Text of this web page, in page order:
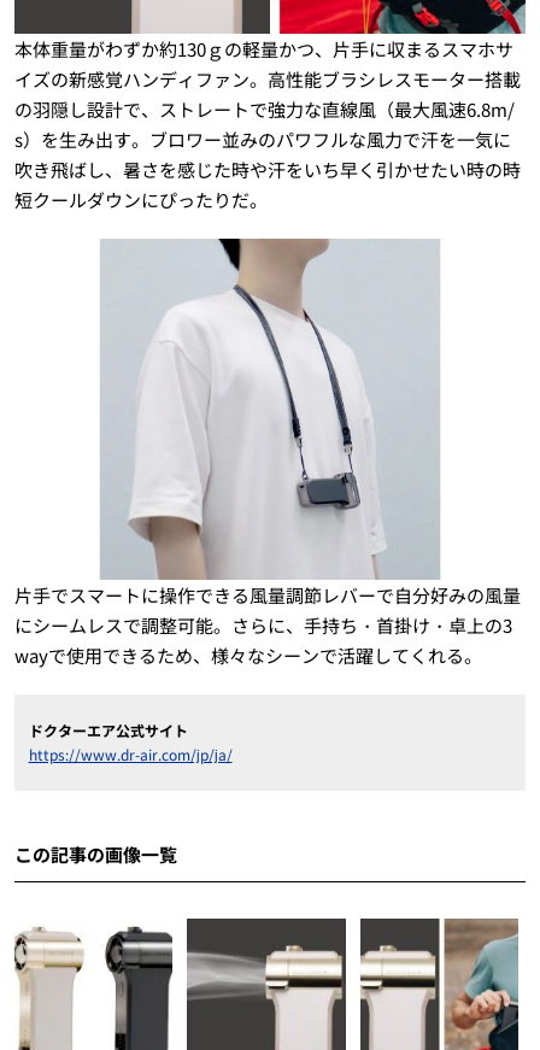
本体重量がわずか約130ｇの軽量かつ、片手に収まるスマホサ
イズの新感覚ハンディファン。高性能ブラシレスモーター搭載
の羽隠し設計で、ストレートで強力な直線風（最大風速6.8m/
s）を生み出す。ブロワー並みのパワフルな風力で汗を一気に
吹き飛ばし、暑さを感じた時や汗をいち早く引かせたい時の時
短クールダウンにぴったりだ。
片手でスマートに操作できる風量調節レバーで自分好みの風量
にシームレスで調整可能。さらに、手持ち・首掛け・卓上の3
wayで使用できるため、様々なシーンで活躍してくれる。
ドクターエア公式サイト
https://www.dr-air.com/jp/ja/
この記事の画像一覧